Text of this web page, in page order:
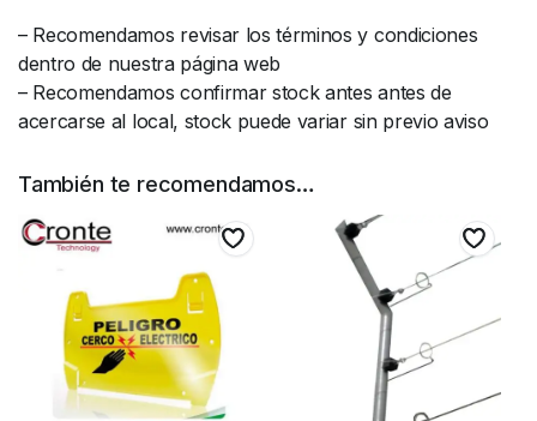
– Recomendamos revisar los términos y condiciones
dentro de nuestra página web
– Recomendamos confirmar stock antes antes de
acercarse al local, stock puede variar sin previo aviso
También te recomendamos…